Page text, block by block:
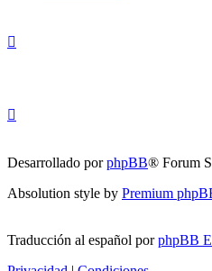
Desarrollado porphpBB® Forum
Absolution style by Premium
Traducción al español porphpBB